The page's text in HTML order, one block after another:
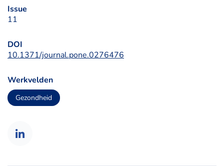
Issue
11
DOI
10.1371/journal.pone.0276476
Werkvelden
Gezondheid